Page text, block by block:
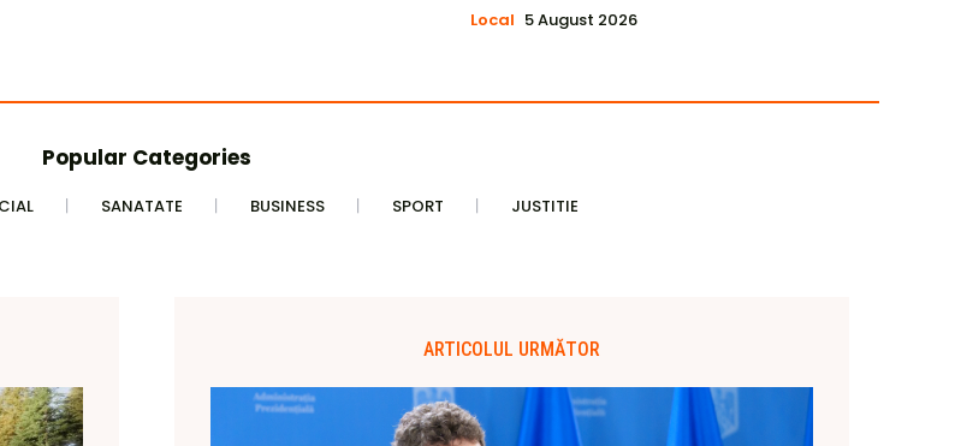
Local 5 August 2026
Popular Categories
SANATATE BUSINESS SPORT JUSTITIE
ARTICOLUL URMĂTOR